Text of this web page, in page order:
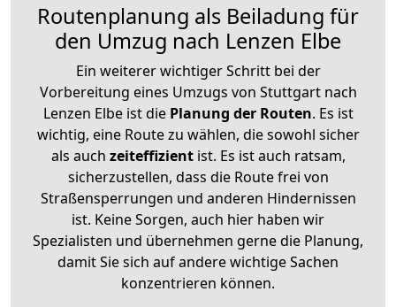
Routenplanung als Beiladung für
den Umzug nach Lenzen Elbe
Ein weiterer wichtiger Schritt bei der
Vorbereitung eines Umzugs von Stuttgart nach
Lenzen Elbe ist diePlanung der Routen. Es ist
wichtig, eine Route zu wählen, die sowohl sicher
als auch zeiteffizientist. Es ist auch ratsam,
sicherzustellen, dass die Route frei von
Straßensperrungen und anderen Hindernissen
ist. Keine Sorgen, auch hier haben wir
Spezialisten und übernehmen gerne die Planung,
damit Sie sich auf andere wichtige Sachen
konzentrieren können.